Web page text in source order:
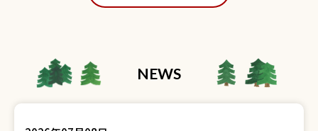
NEWS